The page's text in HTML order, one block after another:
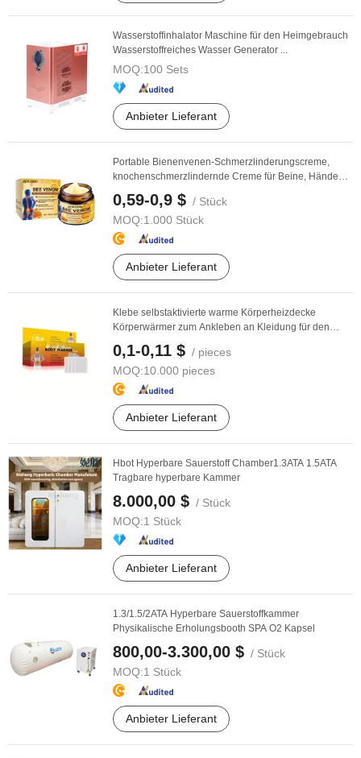
Wasserstoffinhalator Maschine für den Heimgebrauch
Wasserstoffreiches Wasser Generator ...
MOQ:100 Sets
Anbieter Lieferant
Portable Bienenvenen-Schmerzlinderungscreme,
knochenschmerzlindernde Creme für Beine, Hände
0,59-0,9 $ / Stück
MOQ:1.000 Stück
Anbieter Lieferant
Klebe selbstaktivierte warme Körperheizdecke
Körperwärmer zum Ankleben an Kleidung für den
0,1-0,11 $ / pieces
MOQ:10.000 pieces
Anbieter Lieferant
Hbot Hyperbare Sauerstoff Chamber1.3ATA 1.5ATA
Tragbare hyperbare Kammer
8.000,00 $ / Stück
MOQ:1 Stück
Anbieter Lieferant
1.3/1.5/2ATA Hyperbare Sauerstoffkammer
Physikalische Erholungsbooth SPA O2 Kapsel
800,00-3.300,00 $ / Stück
MOQ:1 Stück
Anbieter Lieferant